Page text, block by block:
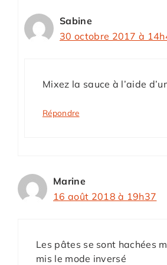
Sabine
30 octobre 2017 à
Mixez la sauce à l’aide
Répondre
Marine
16 août 2018 à 19h37
Les pâtes se sont hachées
mis le mode inversé